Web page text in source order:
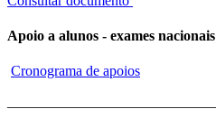
Apoio a alunos - exames nacionais
Cronograma de apoios